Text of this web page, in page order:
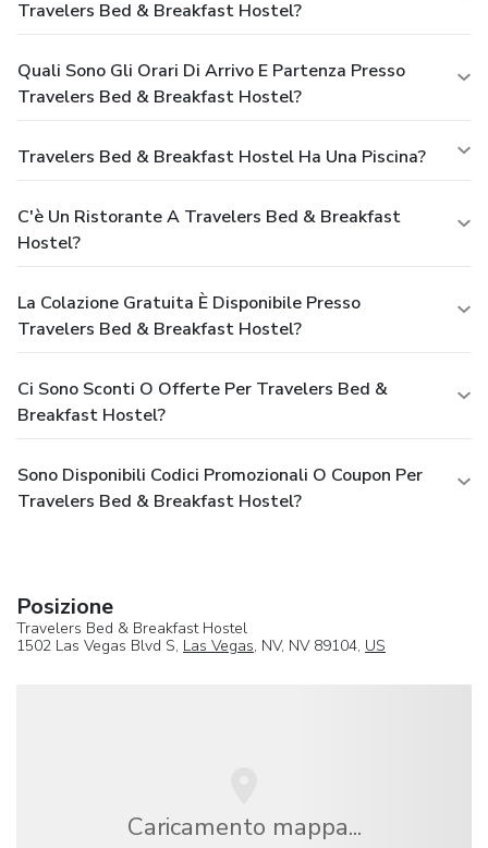
Travelers Bed & Breakfast Hostel?
Quali Sono Gli Orari Di Arrivo E Partenza Presso
Travelers Bed & Breakfast Hostel?
Travelers Bed & Breakfast Hostel Ha Una Piscina?
C'è Un Ristorante A Travelers Bed & Breakfast
Hostel?
La Colazione Gratuita È Disponibile Presso
Travelers Bed & Breakfast Hostel?
Ci Sono Sconti O Offerte Per Travelers Bed &
Breakfast Hostel?
Sono Disponibili Codici Promozionali O Coupon Per
Travelers Bed & Breakfast Hostel?
Posizione
Travelers Bed & Breakfast Hostel
1502 Las Vegas Blvd S, Las Vegas, NV, NV 89104, US
Caricamento mappa...